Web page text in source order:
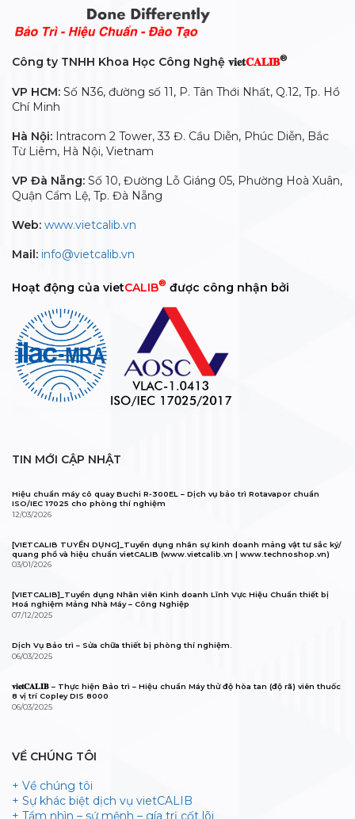
Công ty TNHH Khoa Học Công Nghệ 𝐯𝐢𝐞𝐭𝐂𝐀𝐋𝐈𝐁®
VP HCM: Số N36, đường số 11, P. Tân Thới Nhất, Q.12, Tp. Hồ
Chí Minh
Hà Nội: Intracom 2 Tower, 33 Đ. Cầu Diễn, Phúc Diễn, Bắc
Từ Liêm, Hà Nội, Vietnam
VP Đà Nẵng: Số 10, Đường Lỗ Giáng 05, Phường Hoà Xuân,
Quận Cẩm Lệ, Tp. Đà Nẵng
Web: www.vietcalib.vn
Mail: info@vietcalib.vn
Hoạt động của vietCALIB® được công nhận bởi
TIN MỚI CẬP NHẬT
Hiệu chuẩn máy cô quay Buchi R-300EL – Dịch vụ bảo trì Rotavapor chuẩn
ISO/IEC 17025 cho phòng thí nghiệm
12/03/2026
[VIETCALIB TUYỂN DỤNG]_Tuyển dụng nhân sự kinh doanh mảng vật tư sắc ký/
quang phổ và hiệu chuẩn vietCALIB (www.vietcalib.vn | www.technoshop.vn)
03/01/2026
[VIETCALIB]_Tuyển dụng Nhân viên Kinh doanh Lĩnh Vực Hiệu Chuẩn thiết bị
Hoá nghiệm Mảng Nhà Máy – Công Nghiệp
07/12/2025
Dịch Vụ Bảo trì – Sửa chữa thiết bị phòng thí nghiệm.
06/03/2025
𝐯𝐢𝐞𝐭𝐂𝐀𝐋𝐈𝐁 – Thực hiện Bảo trì – Hiệu chuẩn Máy thử độ hòa tan (độ rã) viên thuốc
8 vị trí Copley DIS 8000
06/03/2025
VỀ CHÚNG TÔI
+ Về chúng tôi
+ Sự khác biệt dịch vụ vietCALIB
+ Tầm nhìn – sứ mệnh – gía trị cốt lõi